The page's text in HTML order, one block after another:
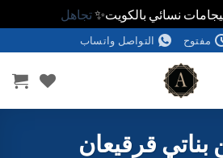
نسائي بالكويت✨تجاهل
مفتوح التواصل واتساب
بناتي قرقيعان